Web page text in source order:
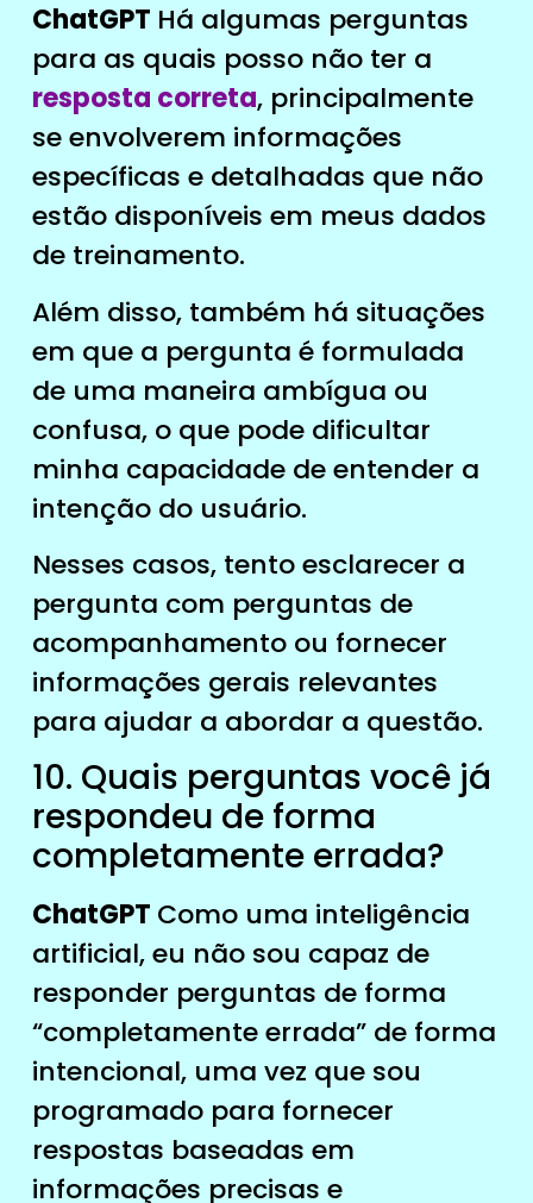
ChatGPT Há algumas perguntas
para as quais posso não ter a
resposta correta, principalmente
se envolverem informações
específicas e detalhadas que não
estão disponíveis em meus dados
de treinamento.
Além disso, também há situações
em que a pergunta é formulada
de uma maneira ambígua ou
confusa, o que pode dificultar
minha capacidade de entender a
intenção do usuário.
Nesses casos, tento esclarecer a
pergunta com perguntas de
acompanhamento ou fornecer
informações gerais relevantes
para ajudar a abordar a questão.
10. Quais perguntas você já
respondeu de forma
completamente errada?
ChatGPT Como uma inteligência
artificial, eu não sou capaz de
responder perguntas de forma
“completamente errada” de forma
intencional, uma vez que sou
programado para fornecer
respostas baseadas em
informações precisas e